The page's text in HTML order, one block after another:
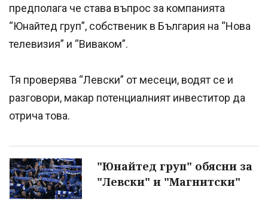
предполага че става въпрос за компанията
“Юнайтед груп”, собственик в България на “Нова
телевизия” и “Виваком”.
Тя проверява “Левски” от месеци, водят се и
разговори, макар потенциалният инвеститор да
отрича това.
"Юнайтед груп" обясни за
"Левски" и "Магнитски"